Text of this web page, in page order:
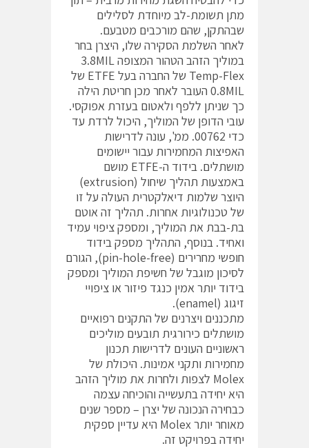
מתן תשומת-לב מיוחדת לסלילים
שבהתקן, שהם מורכבים מטבעם.
לאחר השלמת הסקירה שלו, היצרן בחר
במוליך הזהב הטהור המצופה 3.8MIL
Temp-Flex של החברה בעל ETFE של
0.8MIL העובר לאחר מכן חריטת הילה
כך שניתן ללפף ולאטום בעזרת אפוקסי.
עובי הדופן של המוליך, היכול לרדת עד
כדי 00762. ממ', עונה לדרישות
האפיצות המחמירות עבור יישומים
מושתלים. בידוד ה-ETFE מושם
באמצעות תהליך שיחול (extrusion)
היוצר שלמות דיאלקטרית העולה על זו
של טכנולוגיות אחרות. תהליך זה אוטם
בת-בבת את המוליך, ומספק ציפוי עמיד
ואחיד. בנוסף, התהליך מספק בידוד
חופשי מחרירים (pin-hole-free), הגורם
לסיכון מוגבל של חשיפת המוליך ומספק
בידוד יותר אמין כנגד פיזור או ציפויי
זיגוג (enamel).
מתכננים ויצרנים של התקנים רפואיים
מושתלים כירורגית תובעים מוליכים
ראשוניים העונים לדרישות תכנון
מחמירות ותקני אמינות. היכולת של
Molex לצפות ולחרות את מוליך הזהב
היא יחידה בתעשייה והוכיחה עצמה
כבחירה הנכונה של יצרן – מספר שנים
מאוחר יותר Molex היא עדיין ספקית
יחידה בפרויקט זה.